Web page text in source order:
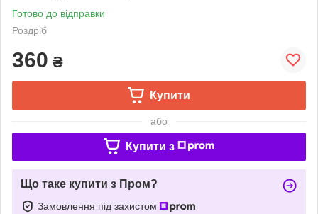
Готово до відправки
Роздріб
360 ₴
Купити
або
Купити з
Що таке купити з Пром?
Замовлення під захистом